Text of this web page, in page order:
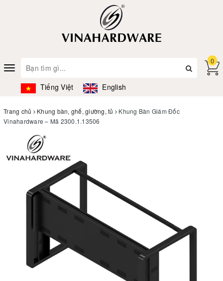
Toggle
navigation
Tiếng Việt English
0
Trang chủ Khung bàn, ghế, giường, tủ
Khung Bàn Giám Đốc
Vinahardware – Mã 2300.1.13506